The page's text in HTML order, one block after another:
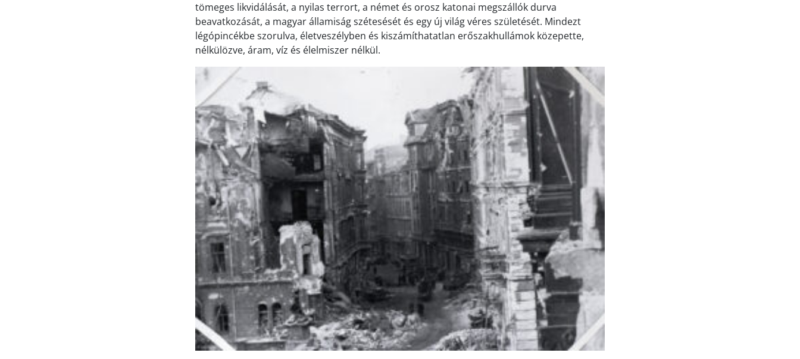
tömeges likvidálását, a nyilas terrort, a német és orosz katonai megszállók durva
beavatkozását, a magyar államiság szétesését és egy új világ véres születését. Mindezt
légópincékbe szorulva, életveszélyben és kiszámíthatatlan erőszakhullámok közepette,
nélkülözve, áram, víz és élelmiszer nélkül.